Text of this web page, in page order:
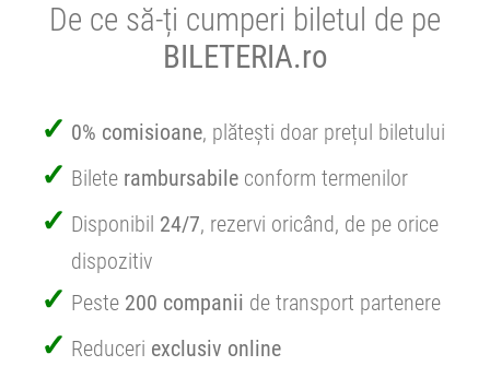
De ce să-ți cumperi biletul de pe
BILETERIA.ro
0% comisioane, plătești doar prețul biletului
Bilete rambursabile conform termenilor
Disponibil 24/7, rezervi oricând, de pe orice
dispozitiv
Peste 200 companii de transport partenere
Reduceri exclusiv online